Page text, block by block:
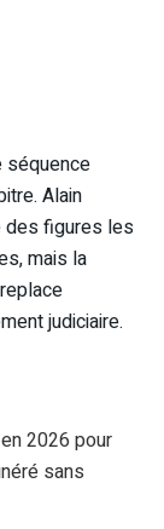
séquence
Alain
des figures les
mais la
judiciaire.
2026 pour
sans